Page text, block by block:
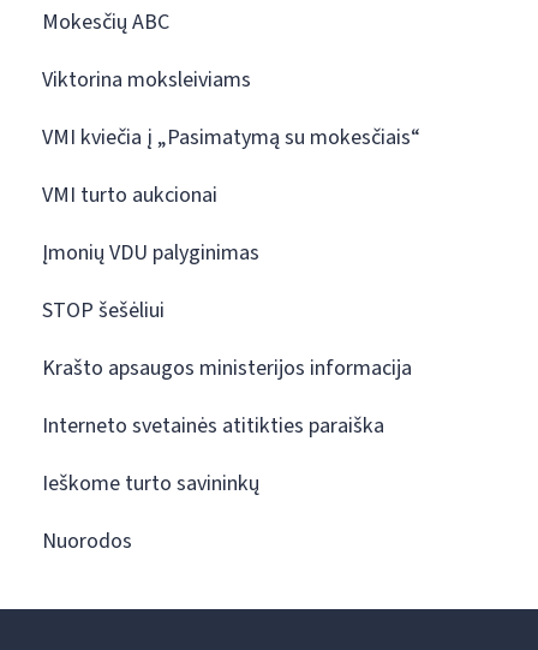
Mokesčių ABC
Viktorina moksleiviams
VMI kviečia į „Pasimatymą su mokesčiais“
VMI turto aukcionai
Įmonių VDU palyginimas
STOP šešėliui
Krašto apsaugos ministerijos informacija
Interneto svetainės atitikties paraiška
Ieškome turto savininkų
Nuorodos